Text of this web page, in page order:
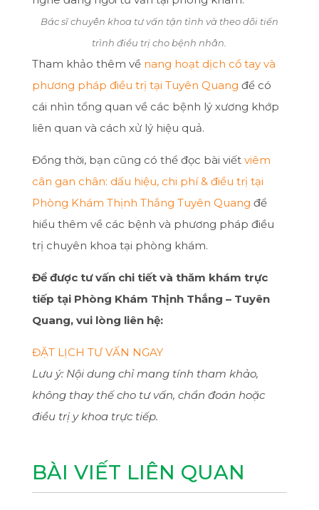
Bác sĩ chuyên khoa tư vấn tận tình và theo dõi tiến
trình điều trị cho bệnh nhân.
Tham khảo thêm về nang hoạt dịch cổ tay và
phương pháp điều trị tại Tuyên Quang để có
cái nhìn tổng quan về các bệnh lý xương khớp
liên quan và cách xử lý hiệu quả.
Đồng thời, bạn cũng có thể đọc bài viết viêm
cân gan chân: dấu hiệu, chi phí & điều trị tại
Phòng Khám Thịnh Thắng Tuyên Quang để
hiểu thêm về các bệnh và phương pháp điều
trị chuyên khoa tại phòng khám.
Để được tư vấn chi tiết và thăm khám trực
tiếp tại Phòng Khám Thịnh Thắng – Tuyên
Quang, vui lòng liên hệ:
ĐẶT LỊCH TƯ VẤN NGAY
Lưu ý: Nội dung chỉ mang tính tham khảo,
không thay thế cho tư vấn, chẩn đoán hoặc
điều trị y khoa trực tiếp.
BÀI VIẾT LIÊN QUAN